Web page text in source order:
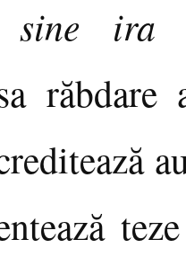
sine ira